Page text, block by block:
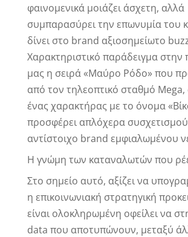
φαινομενικά μοιάζει άσχετη, αλλά
συμπαρασύρει την επωνυμία του
δίνει στο brand αξιοσημείωτο
Χαρακτηριστικό παράδειγμα στην
μας η σειρά «Μαύρο Ρόδο» που
από τον τηλεοπτικό σταθμό
ένας χαρακτήρας με το όνομα
προσφέρει απλόχερα
αντίστοιχο brand εμφιαλωμένου
Η γνώμη των καταναλωτών που
Στο σημείο αυτό, αξίζει να
η επικοινωνιακή στρατηγική
είναι ολοκληρωμένη οφείλει να
data που αποτυπώνουν, μεταξύ